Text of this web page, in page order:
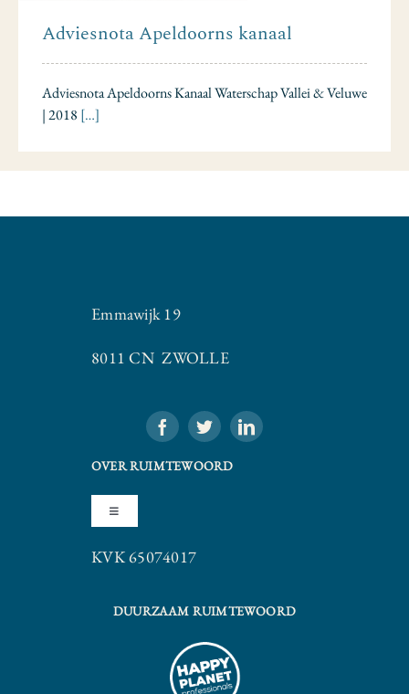
Adviesnota Apeldoorns kanaal
Adviesnota Apeldoorns Kanaal Waterschap Vallei & Veluwe
| 2018 […]
Emmawijk 19
8011 CN ZWOLLE
OVER RUIMTEWOORD
Toggle
Navigation
Algemene VoorwaardenKVK 65074017
DUURZAAM RUIMTEWOORD